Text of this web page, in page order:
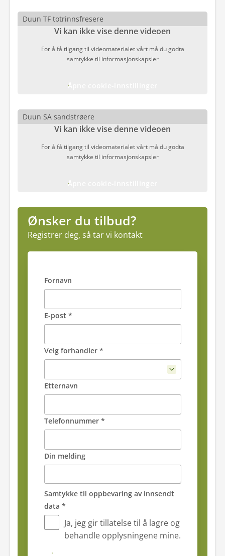
Duun TF totrinnsfresere
Vi kan ikke vise denne videoen
For å få tilgang til videomaterialet vårt må du godta
samtykke til informasjonskapsler
Åpne cookie-innstillinger
Duun SA sandstrøere
Vi kan ikke vise denne videoen
For å få tilgang til videomaterialet vårt må du godta
samtykke til informasjonskapsler
Åpne cookie-innstillinger
Ønsker du tilbud?
Registrer deg, så tar vi kontakt
Fornavn
E-post *
Velg forhandler *
Etternavn
Telefonnummer *
Din melding
Samtykke til oppbevaring av innsendt
data *
Ja, jeg gir tillatelse til å lagre og
behandle opplysningene mine.
Send